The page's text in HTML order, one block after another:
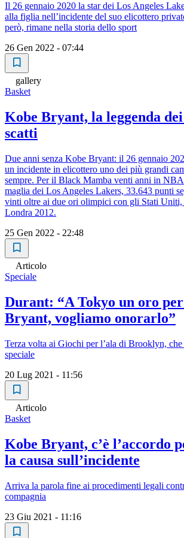
Il 26 gennaio 2020 la star dei Los Angeles
alla figlia nell’incidente del suo elicottero
però, rimane nella storia dello sport
26 Gen 2022 - 07:44
gallery
Basket
Kobe Bryant, la leggenda
scatti
Due anni senza Kobe Bryant: il 26 gennaio
un incidente in elicottero uno dei più grandi
sempre. Per il Black Mamba venti anni in
maglia dei Los Angeles Lakers, 33.643 punti
vinti oltre ai due ori olimpici con gli Stati Uniti,
Londra 2012.
25 Gen 2022 - 22:48
Articolo
Speciale
Durant: “A Tokyo un oro
Bryant, vogliamo onorarlo”
Terza volta ai Giochi per l’ala di Brooklyn, che
speciale
20 Lug 2021 - 11:56
Articolo
Basket
Kobe Bryant, c’è l’accordo
la causa sull’incidente
Arriva la parola fine ai procedimenti legali
compagnia
23 Giu 2021 - 11:16